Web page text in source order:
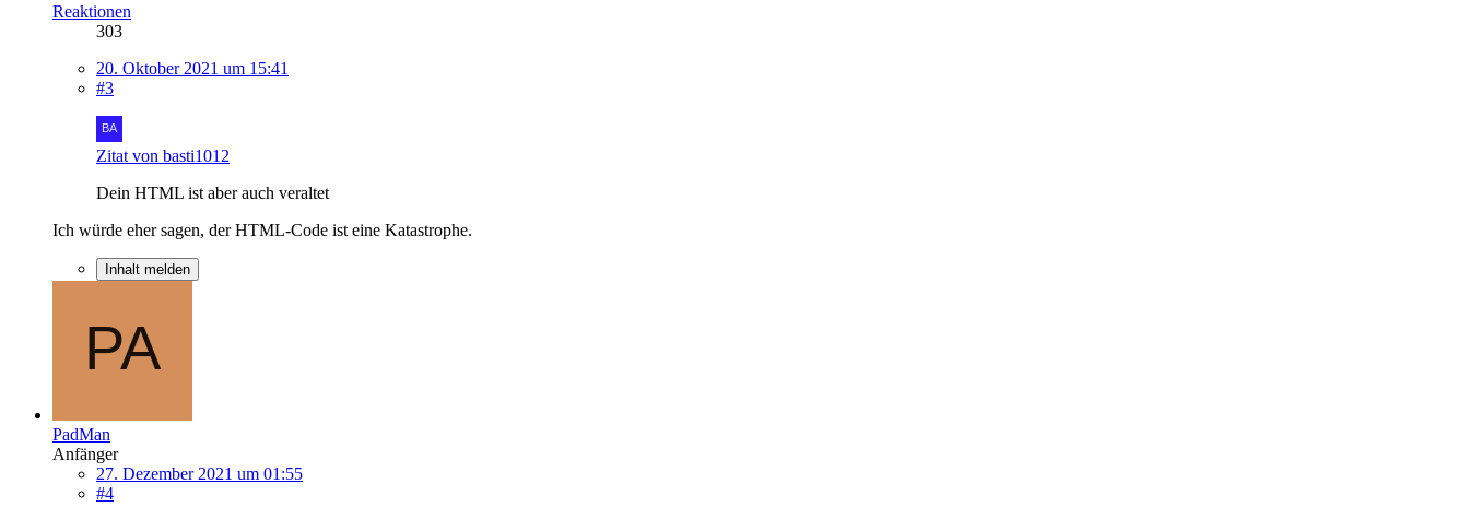
Reaktionen
303
20. Oktober 2021 um 15:41
#3
Zitat von basti1012
Dein HTML ist aber auch veraltet
Ich würde eher sagen, der HTML-Code ist eine Katastrophe.
Inhalt melden
PadMan
Anfänger
27. Dezember 2021 um 01:55
#4